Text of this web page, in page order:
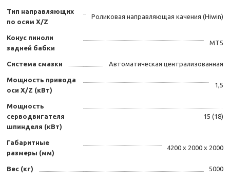
Тип направляющих
по осям X/Z
Роликовая направляющая качения (Hiwin)
Конус пиноли
задней бабки
МТ5
Система смазки Автоматическая централизованная
Мощность привода
оси X/Z (кВт)
1,5
Мощность
серводвигателя
шпинделя (кВт)
15 (18)
Габаритные
размеры (мм)
4200 х 2000 х 2000
Вес (кг) 5000